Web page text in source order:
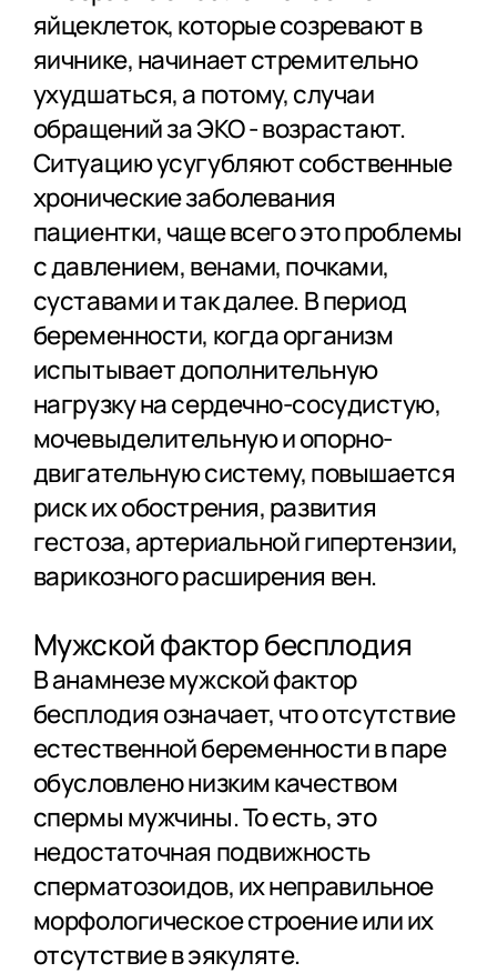
яйцеклеток, которые созревают в
яичнике, начинает стремительно
ухудшаться, а потому, случаи
обращений за ЭКО - возрастают.
Ситуацию усугубляют собственные
хронические заболевания
пациентки, чаще всего это проблемы
с давлением, венами, почками,
суставами и так далее. В период
беременности, когда организм
испытывает дополнительную
нагрузку на сердечно-сосудистую,
мочевыделительную и опорно-
двигательную систему, повышается
риск их обострения, развития
гестоза, артериальной гипертензии,
варикозного расширения вен.
Мужской фактор бесплодия
В анамнезе мужской фактор
бесплодия означает, что отсутствие
естественной беременности в паре
обусловлено низким качеством
спермы мужчины. То есть, это
недостаточная подвижность
сперматозоидов, их неправильное
морфологическое строение или их
отсутствие в эякуляте.